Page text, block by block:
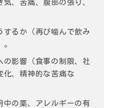
、苦痛、腹部の張り、
するか（再び噛んで飲み
の影響（食事の制限、社
化、精神的な苦痛な
中の薬、アレルギーの有